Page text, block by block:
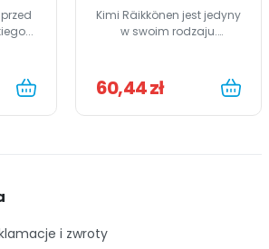
Kimi Räikkönen jest jedyny
w swoim rodzaju.
60,44 zł
i zwroty